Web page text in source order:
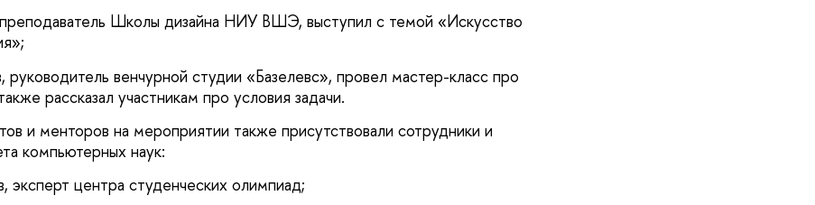
Школы дизайна НИУ ВШЭ, выступил с темой «Искусство
венчурной студии «Базелевс», провел мастер-класс про
рассказал участникам про условия задачи.
и менторов на мероприятии также присутствовали сотрудники и
компьютерных наук:
центра студенческих олимпиад;